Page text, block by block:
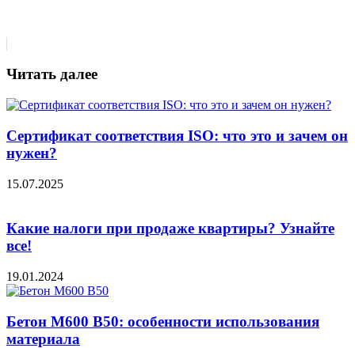
Читать далее
Сертификат соответствия ISO: что это и зачем он
нужен?
15.07.2025
Какие налоги при продаже квартиры? Узнайте
все!
19.01.2024
Бетон М600 В50: особенности использования
материала